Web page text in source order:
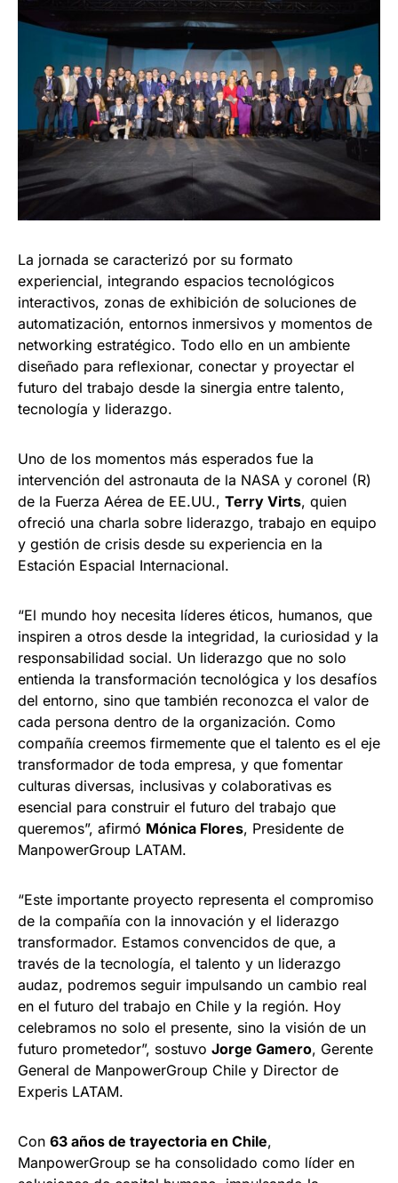
La jornada se caracterizó por su formato
experiencial, integrando espacios tecnológicos
interactivos, zonas de exhibición de soluciones de
automatización, entornos inmersivos y momentos de
networking estratégico. Todo ello en un ambiente
diseñado para reflexionar, conectar y proyectar el
futuro del trabajo desde la sinergia entre talento,
tecnología y liderazgo.
Uno de los momentos más esperados fue la
intervención del astronauta de la NASA y coronel (R)
de la Fuerza Aérea de EE.UU., Terry Virts, quien
ofreció una charla sobre liderazgo, trabajo en equipo
y gestión de crisis desde su experiencia en la
Estación Espacial Internacional.
“El mundo hoy necesita líderes éticos, humanos, que
inspiren a otros desde la integridad, la curiosidad y la
responsabilidad social. Un liderazgo que no solo
entienda la transformación tecnológica y los desafíos
del entorno, sino que también reconozca el valor de
cada persona dentro de la organización. Como
compañía creemos firmemente que el talento es el eje
transformador de toda empresa, y que fomentar
culturas diversas, inclusivas y colaborativas es
esencial para construir el futuro del trabajo que
queremos”, afirmó Mónica Flores, Presidente de
ManpowerGroup LATAM.
“Este importante proyecto representa el compromiso
de la compañía con la innovación y el liderazgo
transformador. Estamos convencidos de que, a
través de la tecnología, el talento y un liderazgo
audaz, podremos seguir impulsando un cambio real
en el futuro del trabajo en Chile y la región. Hoy
celebramos no solo el presente, sino la visión de un
futuro prometedor”, sostuvo Jorge Gamero, Gerente
General de ManpowerGroup Chile y Director de
Experis LATAM.
Con 63 años de trayectoria en Chile,
ManpowerGroup se ha consolidado como líder en